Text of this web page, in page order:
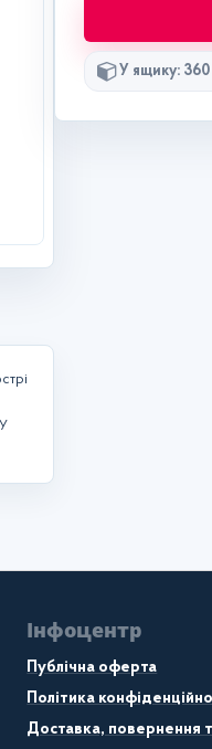
У ящику:
Інфоцентр
Публічна оферта
Політика
Доставка, повернення